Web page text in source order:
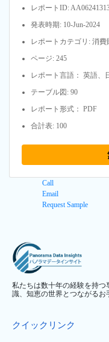
レポートID:
発表時期: 10-Jun-2024
レポートカテゴリ: 消費
ページ: 245
レポート言語： 英語、
テーブル図: 90
レポート形式： PDF
合計表: 100
Call
Email
Request Sample
私たちは数十年の経験を持
識、知恵の世界とつながるお
クイックリンク